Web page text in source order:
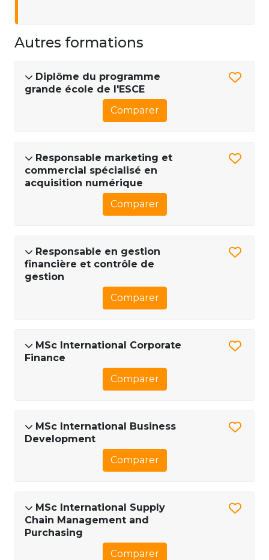
Autres formations
Diplôme du programme
grande école de l'ESCE
Comparer
Responsable marketing et
commercial spécialisé en
acquisition numérique
Comparer
Responsable en gestion
financière et contrôle de
gestion
Comparer
MSc International Corporate
Finance
Comparer
MSc International Business
Development
Comparer
MSc International Supply
Chain Management and
Purchasing
Comparer